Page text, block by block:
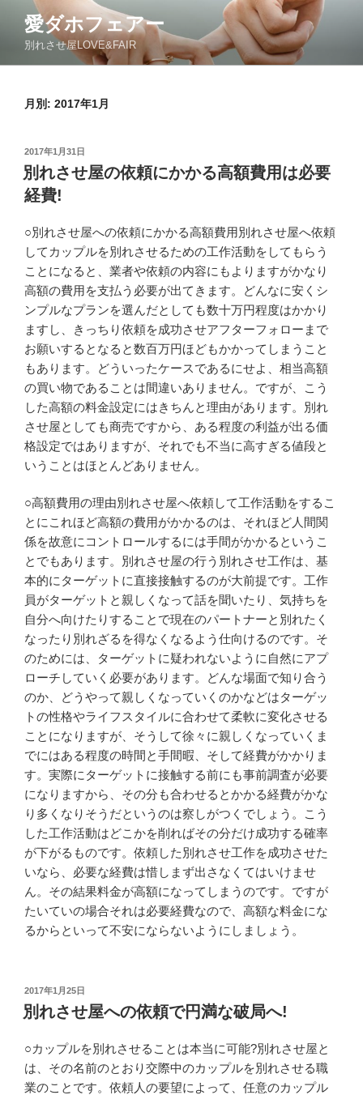
ン
愛ダホフェアー
別れさせ屋LOVE&FAIR
月別: 2017年1月
投
稿
日:
2017年1月31日
別れさせ屋の依頼にかかる高額費用は必要
経費!
○別れさせ屋への依頼にかかる高額費用別れさせ屋へ依頼
してカップルを別れさせるための工作活動をしてもらう
ことになると、業者や依頼の内容にもよりますがかなり
高額の費用を支払う必要が出てきます。どんなに安くシ
ンプルなプランを選んだとしても数十万円程度はかかり
ますし、きっちり依頼を成功させアフターフォローまで
お願いするとなると数百万円ほどもかかってしまうこと
もあります。どういったケースであるにせよ、相当高額
の買い物であることは間違いありません。ですが、こう
した高額の料金設定にはきちんと理由があります。別れ
させ屋としても商売ですから、ある程度の利益が出る価
格設定ではありますが、それでも不当に高すぎる値段と
いうことはほとんどありません。
○高額費用の理由別れさせ屋へ依頼して工作活動をするこ
とにこれほど高額の費用がかかるのは、それほど人間関
係を故意にコントロールするには手間がかかるというこ
とでもあります。別れさせ屋の行う別れさせ工作は、基
本的にターゲットに直接接触するのが大前提です。工作
員がターゲットと親しくなって話を聞いたり、気持ちを
自分へ向けたりすることで現在のパートナーと別れたく
なったり別れざるを得なくなるよう仕向けるのです。そ
のためには、ターゲットに疑われないように自然にアプ
ローチしていく必要があります。どんな場面で知り合う
のか、どうやって親しくなっていくのかなどはターゲッ
トの性格やライフスタイルに合わせて柔軟に変化させる
ことになりますが、そうして徐々に親しくなっていくま
でにはある程度の時間と手間暇、そして経費がかかりま
す。実際にターゲットに接触する前にも事前調査が必要
になりますから、その分も合わせるとかかる経費がかな
り多くなりそうだというのは察しがつくでしょう。こう
した工作活動はどこかを削ればその分だけ成功する確率
が下がるものです。依頼した別れさせ工作を成功させた
いなら、必要な経費は惜しまず出さなくてはいけませ
ん。その結果料金が高額になってしまうのです。ですが
たいていの場合それは必要経費なので、高額な料金にな
るからといって不安にならないようにしましょう。
投
稿
日:
2017年1月25日
別れさせ屋への依頼で円満な破局へ!
○カップルを別れさせることは本当に可能?別れさせ屋と
は、その名前のとおり交際中のカップルを別れさせる職
業のことです。依頼人の要望によって、任意のカップル